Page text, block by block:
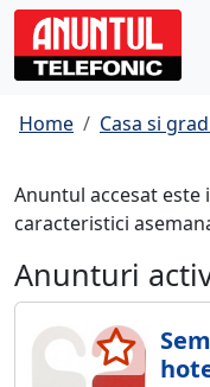
Home Casa si
Anuntul accesat
caracteristici
Anunturi